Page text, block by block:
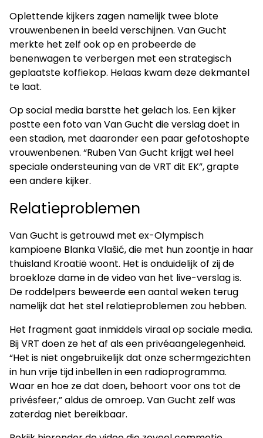
Oplettende kijkers zagen namelijk twee blote
vrouwenbenen in beeld verschijnen. Van Gucht
merkte het zelf ook op en probeerde de
benenwagen te verbergen met een strategisch
geplaatste koffiekop. Helaas kwam deze dekmantel
te laat.
Op social media barstte het gelach los. Een kijker
postte een foto van Van Gucht die verslag doet in
een stadion, met daaronder een paar gefotoshopte
vrouwenbenen. “Ruben Van Gucht krijgt wel heel
speciale ondersteuning van de VRT dit EK”, grapte
een andere kijker.
Relatieproblemen
Van Gucht is getrouwd met ex-Olympisch
kampioene Blanka Vlašić, die met hun zoontje in haar
thuisland Kroatië woont. Het is onduidelijk of zij de
broekloze dame in de video van het live-verslag is.
De roddelpers beweerde een aantal weken terug
namelijk dat het stel relatieproblemen zou hebben.
Het fragment gaat inmiddels viraal op sociale media.
Bij VRT doen ze het af als een privéaangelegenheid.
“Het is niet ongebruikelijk dat onze schermgezichten
in hun vrije tijd inbellen in een radioprogramma.
Waar en hoe ze dat doen, behoort voor ons tot de
privésfeer,” aldus de omroep. Van Gucht zelf was
zaterdag niet bereikbaar.